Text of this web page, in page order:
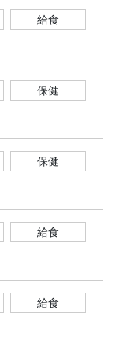
給食
保健
保健
給食
給食